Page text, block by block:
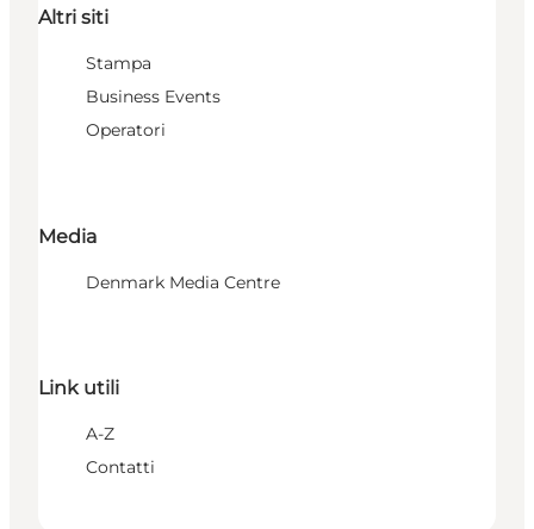
Altri siti
Stampa
Business Events
Operatori
Media
Denmark Media Centre
Link utili
A-Z
Contatti